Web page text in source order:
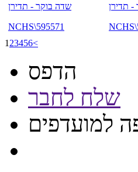
שדה בוקר - תדירן
NCHS\595571
תדירן
1 23456<
הדפס
שלח לחבר
למועדפים